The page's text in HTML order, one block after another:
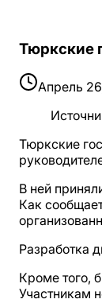
Тюркские
Апрель
Тюркские
В ней
Как
Разработка
Кроме того,
Участникам